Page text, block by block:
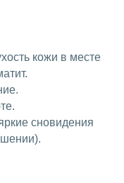
кожи в месте
сновидения